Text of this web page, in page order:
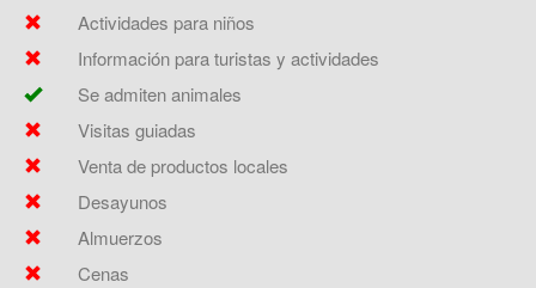
Actividades para niños
Información para turistas y actividades
Se admiten animales
Visitas guiadas
Venta de productos locales
Desayunos
Almuerzos
Cenas